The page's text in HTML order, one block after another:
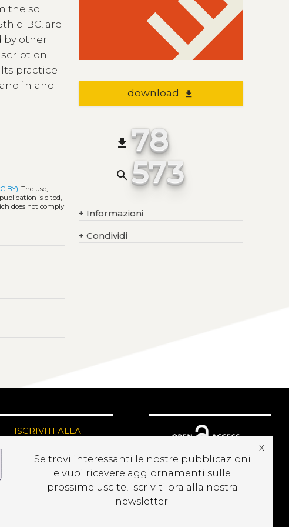
the so
c. BC, are
by other
practice
inland
BY). The use,
is cited,
does not comply
download file_download
file_download 78
search 573
+ Informazioni
+ Condividi
ISCRIVITI ALLA
Se trovi interessanti le nostre pubblicazioni
e vuoi ricevere aggiornamenti sulle
prossime uscite, iscriviti ora alla nostra
newsletter.
x